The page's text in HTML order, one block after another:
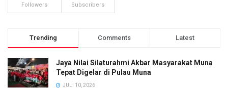
Followers Subscribers
Trending Comments Latest
Jaya Nilai Silaturahmi Akbar Masyarakat Muna
Tepat Digelar di Pulau Muna
JULI 10, 2026